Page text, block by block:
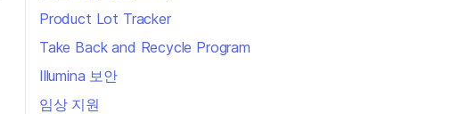
Product Lot Tracker
Take Back and Recycle Program
Illumina 보안
임상 지원